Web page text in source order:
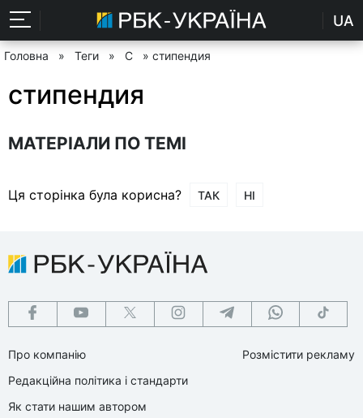
UA
Головна » Теги » С » стипендия
стипендия
МАТЕРІАЛИ ПО ТЕМІ
Ця сторінка була корисна? ТАК НІ
Про компанію
Редакційна політика і стандарти
Як стати нашим автором
Розмістити рекламу